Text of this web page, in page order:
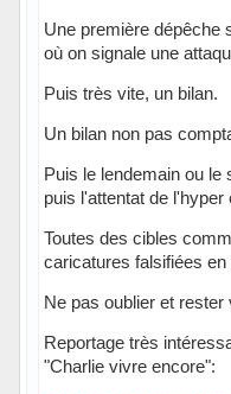
Une première dépêche
où on signale une
Puis très vite, un bilan.
Un bilan non pas
Puis le lendemain ou le
puis l'attentat de l'hyper
Toutes des cibles
caricatures falsifiées
Ne pas oublier et rester
Reportage très
"Charlie vivre encore":